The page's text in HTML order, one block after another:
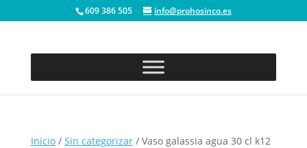
609 386 505 info@prohosinco.es
Inicio/ Sin categorizar/ Vaso galassia agua 30 cl k12